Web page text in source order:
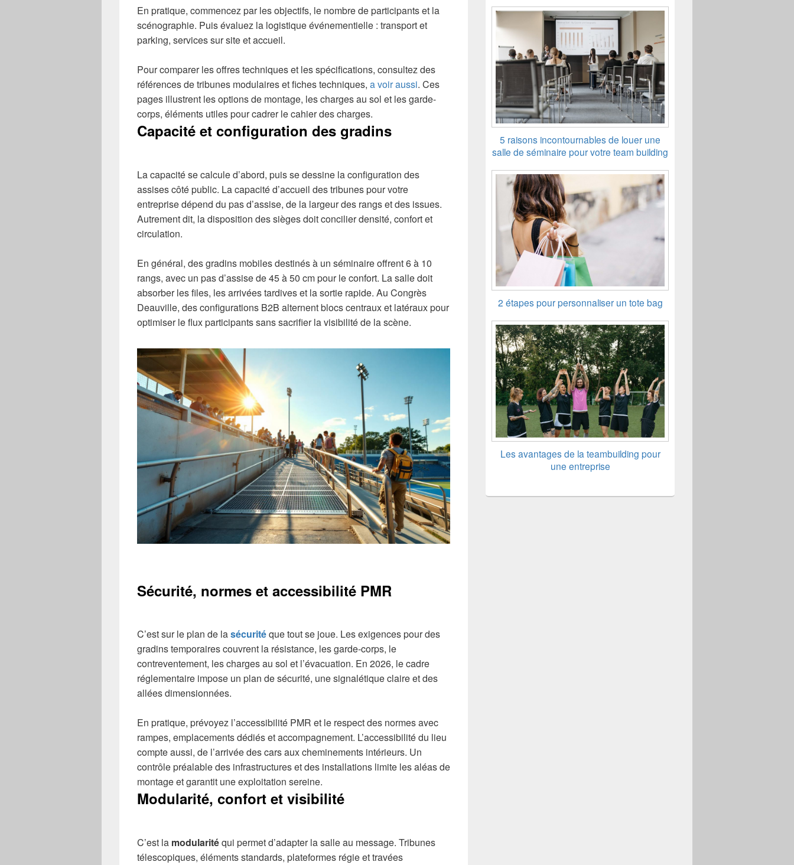
En pratique, commencez par les objectifs, le nombre de participants et la
scénographie. Puis évaluez la logistique événementielle : transport et
parking, services sur site et accueil.
Pour comparer les offres techniques et les spécifications, consultez des
références de tribunes modulaires et fiches techniques, a voir aussi. Ces
pages illustrent les options de montage, les charges au sol et les garde-
corps, éléments utiles pour cadrer le cahier des charges.
Capacité et configuration des gradins
La capacité se calcule d’abord, puis se dessine la configuration des
assises côté public. La capacité d’accueil des tribunes pour votre
entreprise dépend du pas d’assise, de la largeur des rangs et des issues.
Autrement dit, la disposition des sièges doit concilier densité, confort et
circulation.
En général, des gradins mobiles destinés à un séminaire offrent 6 à 10
rangs, avec un pas d’assise de 45 à 50 cm pour le confort. La salle doit
absorber les files, les arrivées tardives et la sortie rapide. Au Congrès
Deauville, des configurations B2B alternent blocs centraux et latéraux pour
optimiser le flux participants sans sacrifier la visibilité de la scène.
Sécurité, normes et accessibilité PMR
C’est sur le plan de lasécuritéque tout se joue. Les exigences pour des
gradins temporaires couvrent la résistance, les garde-corps, le
contreventement, les charges au sol et l’évacuation. En 2026, le cadre
réglementaire impose un plan de sécurité, une signalétique claire et des
allées dimensionnées.
En pratique, prévoyez l’accessibilité PMR et le respect des normes avec
rampes, emplacements dédiés et accompagnement. L’accessibilité du lieu
compte aussi, de l’arrivée des cars aux cheminements intérieurs. Un
contrôle préalable des infrastructures et des installations limite les aléas de
montage et garantit une exploitation sereine.
Modularité, confort et visibilité
C’est la modularitéqui permet d’adapter la salle au message. Tribunes
télescopiques, éléments standards, plateformes régie et travées
5 raisons incontournables de louer une
salle de séminaire pour votre team building
2 étapes pour personnaliser un tote bag
Les avantages de la teambuilding pour
une entreprise